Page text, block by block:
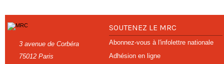
3 avenue de Corbéra
75012 Paris
SOUTENEZ LE MRC
Abonnez-vous à l'infolettre nationale
Adhésion en ligne